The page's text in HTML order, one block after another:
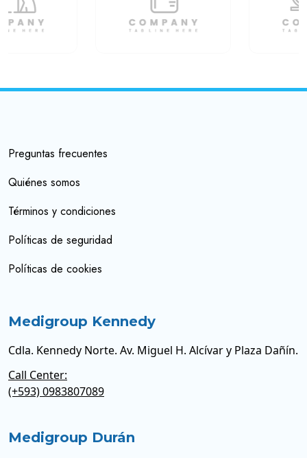
Preguntas frecuentes
Quiénes somos
Términos y condiciones
Políticas de seguridad
Políticas de cookies
Medigroup Kennedy
Cdla. Kennedy Norte. Av. Miguel H. Alcívar y Plaza Dañín.
Call Center:
(+593) 0983807089
Medigroup Durán